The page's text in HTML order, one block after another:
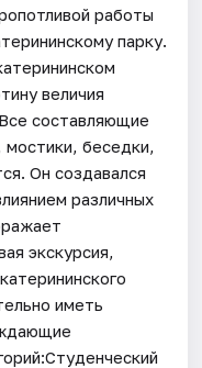
работы
парку.
величия
составляющие
мостики, беседки,
Он создавался
различных
экскурсия,
иметь